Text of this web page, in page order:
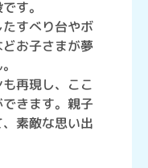
す。
すべり台やボ
お子さまが夢
再現し、ここ
きます。親子
素敵な思い出